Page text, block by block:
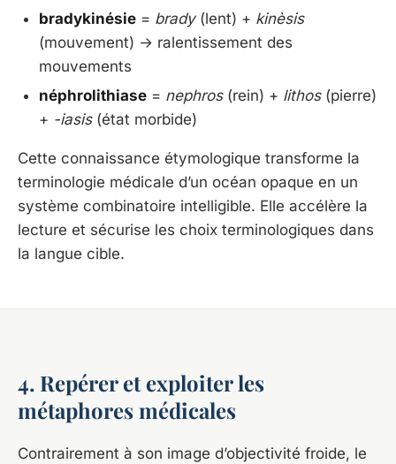
bradykinésie = brady(lent) + kinèsis
(mouvement) → ralentissement des
mouvements
néphrolithiase = nephros(rein) + lithos(pierre)
+ -iasis(état morbide)
Cette connaissance étymologique transforme la
terminologie médicale d’un océan opaque en un
système combinatoire intelligible. Elle accélère la
lecture et sécurise les choix terminologiques dans
la langue cible.
4. Repérer et exploiter les
métaphores médicales
Contrairement à son image d’objectivité froide, le